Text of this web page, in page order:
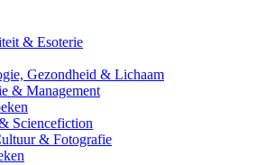
& Esoterie
Gezondheid & Lichaam
& Management
Sciencefiction
& Fotografie